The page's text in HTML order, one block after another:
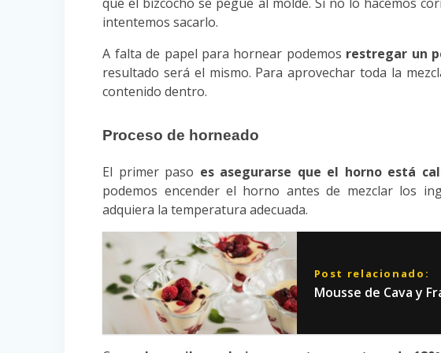
intentemos sacarlo.
A falta de papel para hornear podemos restregar un
resultado será el mismo. Para aprovechar toda la
contenido dentro.
Proceso de horneado
El primer paso es asegurarse que el horno está
podemos encender el horno antes de mezclar los
adquiera la temperatura adecuada.
Post relacionado:
Mousse de Cava y